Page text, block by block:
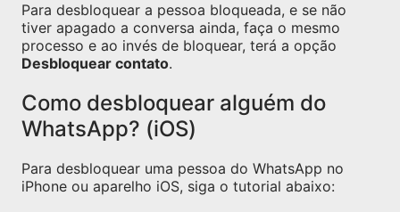
Para desbloquear a pessoa bloqueada, e se não
tiver apagado a conversa ainda, faça o mesmo
processo e ao invés de bloquear, terá a opção
Desbloquear contato.
Como desbloquear alguém do
WhatsApp? (iOS)
Para desbloquear uma pessoa do WhatsApp no
iPhone ou aparelho iOS, siga o tutorial abaixo: